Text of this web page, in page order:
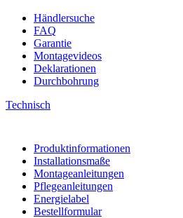
Händlersuche
FAQ
Garantie
Montagevideos
Deklarationen
Durchbohrung
Technisch
Produktinformationen
Installationsmaße
Montageanleitungen
Pflegeanleitungen
Energielabel
Bestellformular